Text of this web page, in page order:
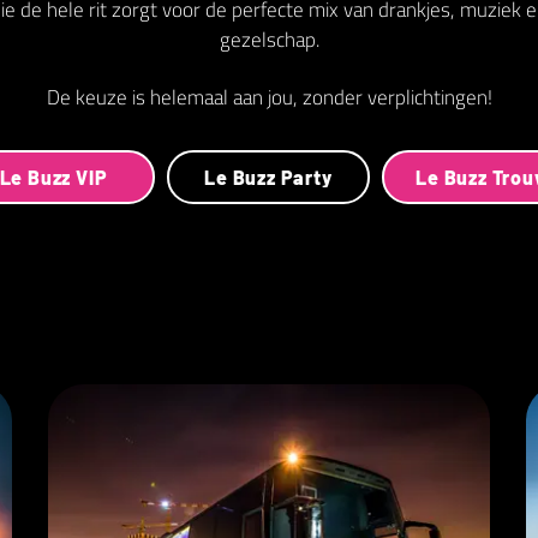
de hele rit zorgt voor de perfecte mix van drankjes, muziek
gezelschap.
De keuze is helemaal aan jou, zonder verplichtingen!
Le Buzz VIP Le Buzz Party Le Buzz